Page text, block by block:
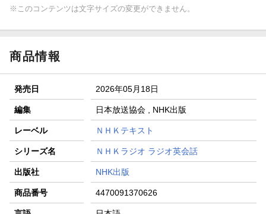
※このコンテンツは文字サイズの変更ができません。
商品情報
発売日 2026年05月18日
編集 日本放送協会 , NHK出版
レーベル ＮＨＫテキスト
シリーズ名 ＮＨＫラジオ ラジオ英会話
出版社 NHK出版
商品番号 4470091370626